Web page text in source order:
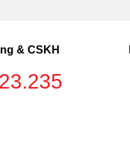
& CSKH